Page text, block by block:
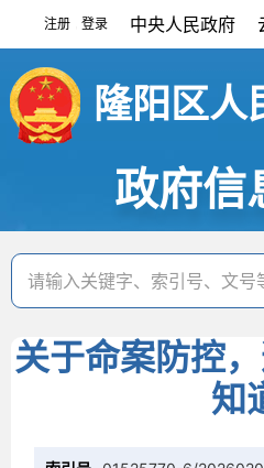
注册 登录 中央人民政府
隆阳区人
政府信
关于命案防控
知